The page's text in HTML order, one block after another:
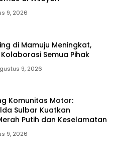
9, 2026
di Mamuju Meningkat,
Semua Pihak
9, 2026
Komunitas Motor:
Sulbar Kuatkan
Putih dan Keselamatan
9, 2026